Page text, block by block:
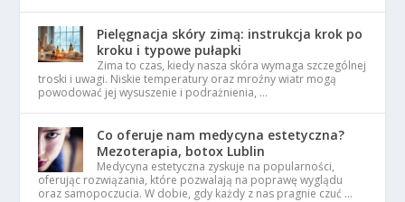
Pielęgnacja skóry zimą: instrukcja krok po
kroku i typowe pułapki
Zima to czas, kiedy nasza skóra wymaga szczególnej
troski i uwagi. Niskie temperatury oraz mroźny wiatr mogą
powodować jej wysuszenie i podrażnienia, …
Co oferuje nam medycyna estetyczna?
Mezoterapia, botox Lublin
Medycyna estetyczna zyskuje na popularności,
oferując rozwiązania, które pozwalają na poprawę wyglądu
oraz samopoczucia. W dobie, gdy każdy z nas pragnie czuć …